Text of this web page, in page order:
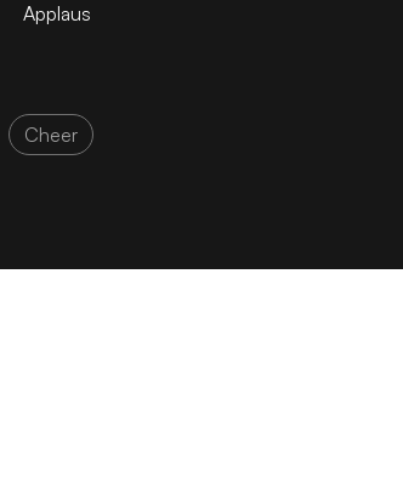
Applaus
Cheer